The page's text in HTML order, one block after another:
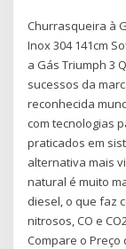
Churrasqueira à
Inox 304 141cm
a Gás Triumph 3
sucessos da
reconhecida
com tecnologias
praticados em
alternativa mais
natural é muito
diesel, o que faz
nitrosos, CO e
Compare o